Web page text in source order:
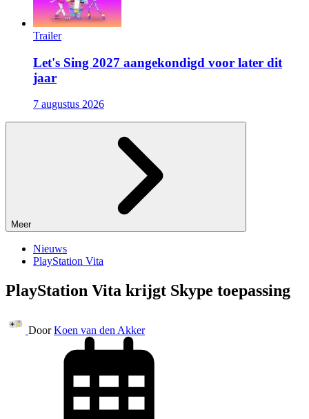
Trailer
Let's Sing 2027 aangekondigd voor later dit
jaar
7 augustus 2026
Meer
Nieuws
PlayStation Vita
PlayStation Vita krijgt Skype toepassing
Door Koen van den Akker